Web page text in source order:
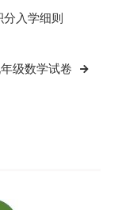
入学细则
级数学试卷